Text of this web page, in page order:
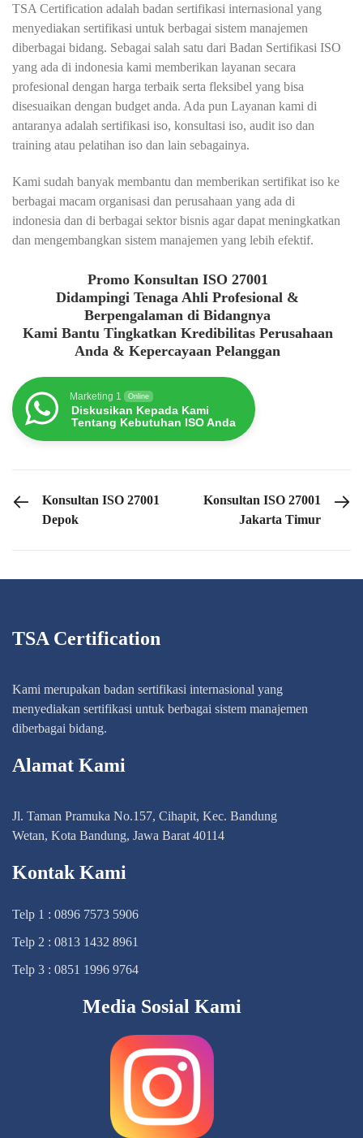
TSA Certification adalah badan sertifikasi internasional yang
menyediakan sertifikasi untuk berbagai sistem manajemen
diberbagai bidang. Sebagai salah satu dari Badan Sertifikasi ISO
yang ada di indonesia kami memberikan layanan secara
profesional dengan harga terbaik serta fleksibel yang bisa
disesuaikan dengan budget anda. Ada pun Layanan kami di
antaranya adalah sertifikasi iso, konsultasi iso, audit iso dan
training atau pelatihan iso dan lain sebagainya.
Kami sudah banyak membantu dan memberikan sertifikat iso ke
berbagai macam organisasi dan perusahaan yang ada di
indonesia dan di berbagai sektor bisnis agar dapat meningkatkan
dan mengembangkan sistem manajemen yang lebih efektif.
Promo Konsultan ISO 27001
Didampingi Tenaga Ahli Profesional &
Berpengalaman di Bidangnya
Kami Bantu Tingkatkan Kredibilitas Perusahaan
Anda & Kepercayaan Pelanggan
Marketing 1 Online
Diskusikan Kepada Kami
Tentang Kebutuhan ISO Anda
PREVIOUS POST
Konsultan ISO 27001
Depok
NEXT POST
Konsultan ISO 27001
Jakarta Timur
TSA Certification
Kami merupakan badan sertifikasi internasional yang
menyediakan sertifikasi untuk berbagai sistem manajemen
diberbagai bidang.
Alamat Kami
Jl. Taman Pramuka No.157, Cihapit, Kec. Bandung
Wetan, Kota Bandung, Jawa Barat 40114
Kontak Kami
Telp 1 : 0896 7573 5906
Telp 2 : 0813 1432 8961
Telp 3 : 0851 1996 9764
Media Sosial Kami